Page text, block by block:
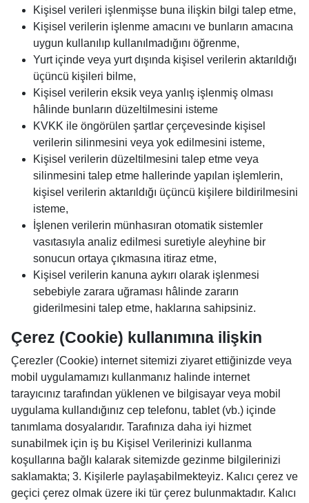
Kişisel verileri işlenmişse buna ilişkin bilgi talep etme,
Kişisel verilerin işlenme amacını ve bunların amacına
uygun kullanılıp kullanılmadığını öğrenme,
Yurt içinde veya yurt dışında kişisel verilerin aktarıldığı
üçüncü kişileri bilme,
Kişisel verilerin eksik veya yanlış işlenmiş olması
hâlinde bunların düzeltilmesini isteme
KVKK ile öngörülen şartlar çerçevesinde kişisel
verilerin silinmesini veya yok edilmesini isteme,
Kişisel verilerin düzeltilmesini talep etme veya
silinmesini talep etme hallerinde yapılan işlemlerin,
kişisel verilerin aktarıldığı üçüncü kişilere bildirilmesini
isteme,
İşlenen verilerin münhasıran otomatik sistemler
vasıtasıyla analiz edilmesi suretiyle aleyhine bir
sonucun ortaya çıkmasına itiraz etme,
Kişisel verilerin kanuna aykırı olarak işlenmesi
sebebiyle zarara uğraması hâlinde zararın
giderilmesini talep etme, haklarına sahipsiniz.
Çerez (Cookie) kullanımına ilişkin
Çerezler (Cookie) internet sitemizi ziyaret ettiğinizde veya
mobil uygulamamızı kullanmanız halinde internet
tarayıcınız tarafından yüklenen ve bilgisayar veya mobil
uygulama kullandığınız cep telefonu, tablet (vb.) içinde
tanımlama dosyalarıdır. Tarafınıza daha iyi hizmet
sunabilmek için iş bu Kişisel Verilerinizi kullanma
koşullarına bağlı kalarak sitemizde gezinme bilgilerinizi
saklamakta; 3. Kişilerle paylaşabilmekteyiz. Kalıcı çerez ve
geçici çerez olmak üzere iki tür çerez bulunmaktadır. Kalıcı